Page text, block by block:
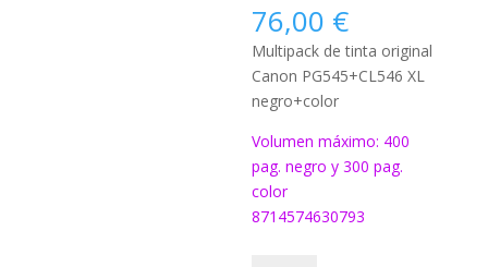
76,00 €
Multipack de tinta original
Canon PG545+CL546 XL
negro+color
Volumen máximo: 400
pag. negro y 300 pag.
color
8714574630793